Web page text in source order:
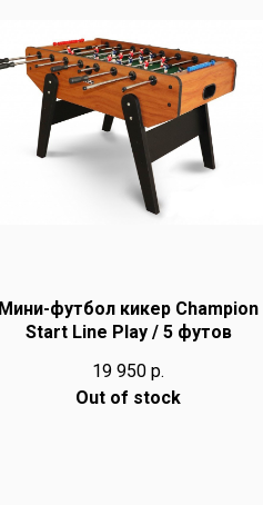
Мини-футбол кикер Champion
Start Line Play / 5 футов
19 950 р.
Out of stock